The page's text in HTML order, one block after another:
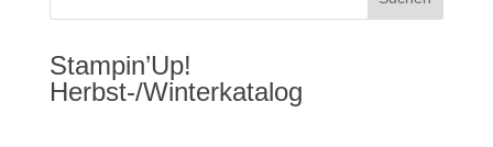
Stampin’Up!
Herbst-/Winterkatalog